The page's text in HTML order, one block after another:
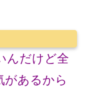
んだけど全
があるから